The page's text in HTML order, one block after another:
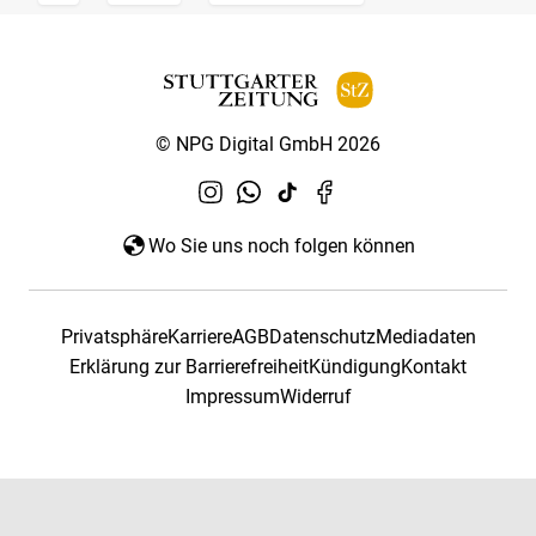
© NPG Digital GmbH 2026
Wo Sie uns noch folgen können
PrivatsphäreKarriereAGBDatenschutzMediadaten
Erklärung zur BarrierefreiheitKündigungKontakt
ImpressumWiderruf